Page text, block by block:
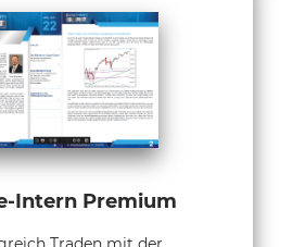
Intern Premium